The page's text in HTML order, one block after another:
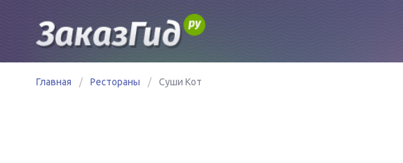
Главная / Рестораны / Суши Кот